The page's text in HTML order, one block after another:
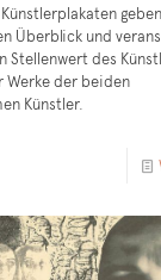
Überblick und
Stellenwert des
Werke der beiden
Künstler.